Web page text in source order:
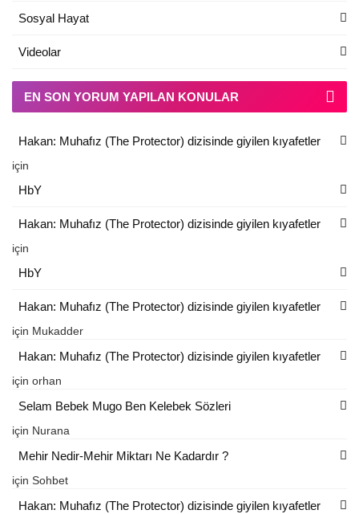
Sosyal Hayat
Videolar
EN SON YORUM YAPILAN KONULAR
Hakan: Muhafız (The Protector) dizisinde giyilen kıyafetler
için
HbY
Hakan: Muhafız (The Protector) dizisinde giyilen kıyafetler
için
HbY
Hakan: Muhafız (The Protector) dizisinde giyilen kıyafetler
için Mukadder
Hakan: Muhafız (The Protector) dizisinde giyilen kıyafetler
için orhan
Selam Bebek Mugo Ben Kelebek Sözleri
için Nurana
Mehir Nedir-Mehir Miktarı Ne Kadardır ?
için Sohbet
Hakan: Muhafız (The Protector) dizisinde giyilen kıyafetler